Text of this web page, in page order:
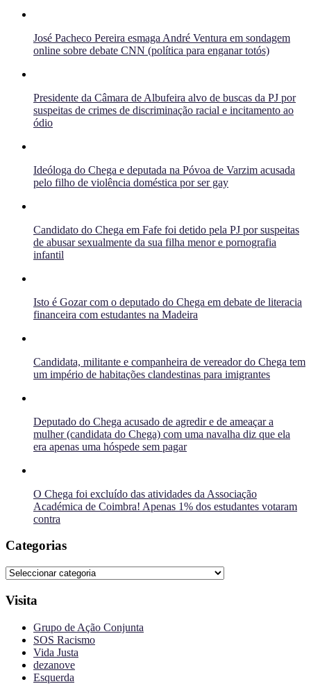
José Pacheco Pereira esmaga André Ventura em sondagem
online sobre debate CNN (política para enganar totós)
Presidente da Câmara de Albufeira alvo de buscas da PJ por
suspeitas de crimes de discriminação racial e incitamento ao
ódio
Ideóloga do Chega e deputada na Póvoa de Varzim acusada
pelo filho de violência doméstica por ser gay
Candidato do Chega em Fafe foi detido pela PJ por suspeitas
de abusar sexualmente da sua filha menor e pornografia
infantil
Isto é Gozar com o deputado do Chega em debate de literacia
financeira com estudantes na Madeira
Candidata, militante e companheira de vereador do Chega tem
um império de habitações clandestinas para imigrantes
Deputado do Chega acusado de agredir e de ameaçar a
mulher (candidata do Chega) com uma navalha diz que ela
era apenas uma hóspede sem pagar
O Chega foi excluído das atividades da Associação
Académica de Coimbra! Apenas 1% dos estudantes votaram
contra
Categorias
Categorias
Visita
Grupo de Ação Conjunta
SOS Racismo
Vida Justa
dezanove
Esquerda